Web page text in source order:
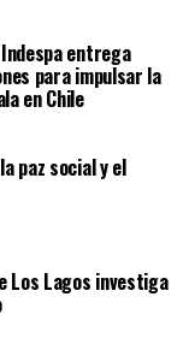
entrega
para impulsar la
en Chile
paz social y el
Los Lagos investiga